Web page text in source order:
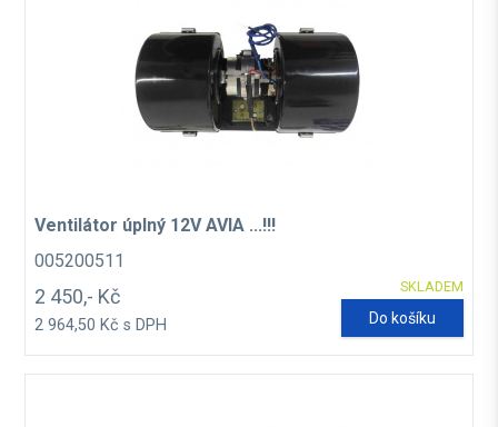
Ventilátor úplný 12V AVIA ...!!!
005200511
SKLADEM
2 450,- Kč
2 964,50 Kč s DPH Do košíku